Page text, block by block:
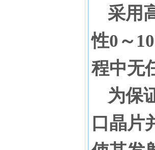
采用
性0 ～
程中无
为保
口晶片